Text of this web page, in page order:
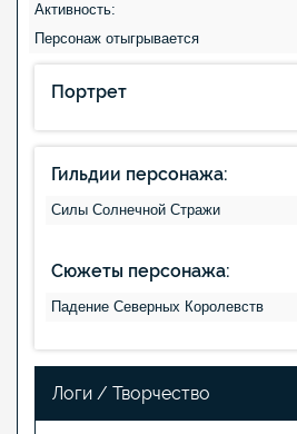
Активность:
Персонаж отыгрывается
Портрет
Гильдии персонажа:
Силы Солнечной Стражи
Сюжеты персонажа:
Падение Северных Королевств
Логи / Творчество